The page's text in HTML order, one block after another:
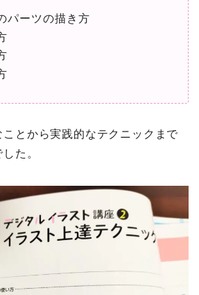
パーツの描き方
とから実践的なテクニックまで
た。